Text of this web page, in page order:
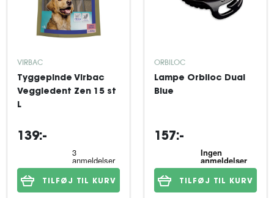
VIRBAC
Tyggepinde Virbac
Veggiedent Zen 15 st
L
139:-
TILFØJ TIL KURV
ORBILOC
Lampe Orbiloc Dual
Blue
157:-
TILFØJ TIL KURV